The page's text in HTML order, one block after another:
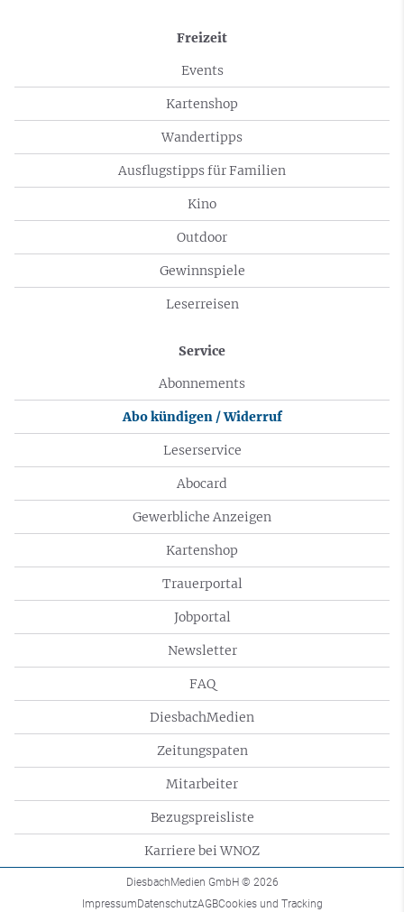
Freizeit
Events
Kartenshop
Wandertipps
Ausflugstipps für Familien
Kino
Outdoor
Gewinnspiele
Leserreisen
Service
Abonnements
Abo kündigen / Widerruf
Leserservice
Abocard
Gewerbliche Anzeigen
Kartenshop
Trauerportal
Jobportal
Newsletter
FAQ
DiesbachMedien
Zeitungspaten
Mitarbeiter
Bezugspreisliste
Karriere bei WNOZ
DiesbachMedien GmbH © 2026
ImpressumDatenschutzAGBCookies und Tracking